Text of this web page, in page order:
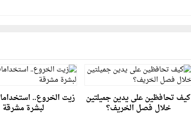
كيف تحافظين على يدين جميلتين
خلال فصل الخريف؟
زيت الخروع..
لبشرة مشرقة